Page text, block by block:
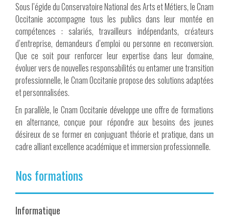
Sous l’égide du Conservatoire National des Arts et Métiers, le Cnam
Occitanie accompagne tous les publics dans leur montée en
compétences : salariés, travailleurs indépendants, créateurs
d’entreprise, demandeurs d’emploi ou personne en reconversion.
Que ce soit pour renforcer leur expertise dans leur domaine,
évoluer vers de nouvelles responsabilités ou entamer une transition
professionnelle, le Cnam Occitanie propose des solutions adaptées
et personnalisées.
En parallèle, le Cnam Occitanie développe une offre de formations
en alternance, conçue pour répondre aux besoins des jeunes
désireux de se former en conjuguant théorie et pratique, dans un
cadre alliant excellence académique et immersion professionnelle.
Nos formations
Informatique